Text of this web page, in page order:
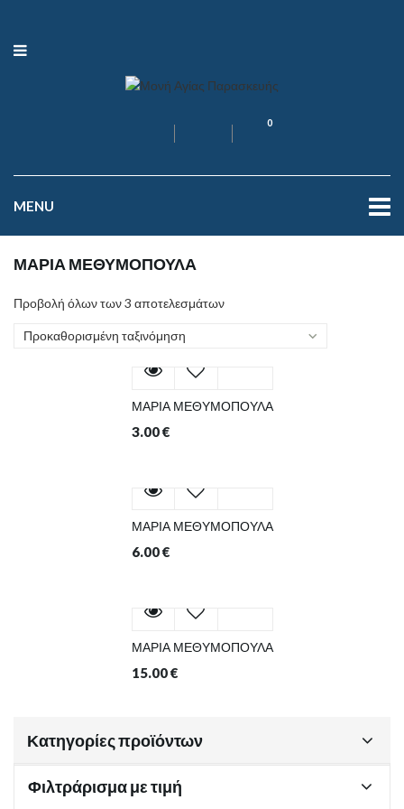
0
MENU
ΜΑΡΙΑ ΜΕΘΥΜΟΠΟΥΛΑ
Προβολή όλων των 3 αποτελεσμάτων
Προκαθορισμένη ταξινόμηση
ΜΑΡΙΑ ΜΕΘΥΜΟΠΟΥΛΑ
3.00€
ΜΑΡΙΑ ΜΕΘΥΜΟΠΟΥΛΑ
6.00€
ΜΑΡΙΑ ΜΕΘΥΜΟΠΟΥΛΑ
15.00€
Κατηγορίες προϊόντων
Φιλτράρισμα με τιμή